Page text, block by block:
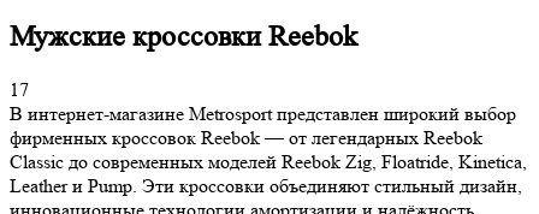
Мужские кроссовки Reebok
17
В интернет-магазине Metrosport представлен широкий выбор
фирменных кроссовок Reebok — от легендарных Reebok
Classic до современных моделей Reebok Zig, Floatride, Kinetica,
Leather и Pump. Эти кроссовки объединяют стильный дизайн,